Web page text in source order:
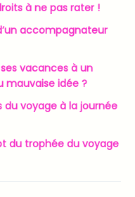
à ne pas rater !
accompagnateur
vacances à un
mauvaise idée ?
du voyage à la journée
du trophée du voyage